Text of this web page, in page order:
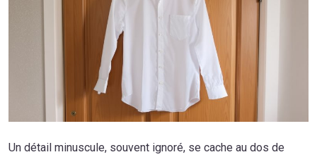
Un détail minuscule, souvent ignoré, se cache au dos de